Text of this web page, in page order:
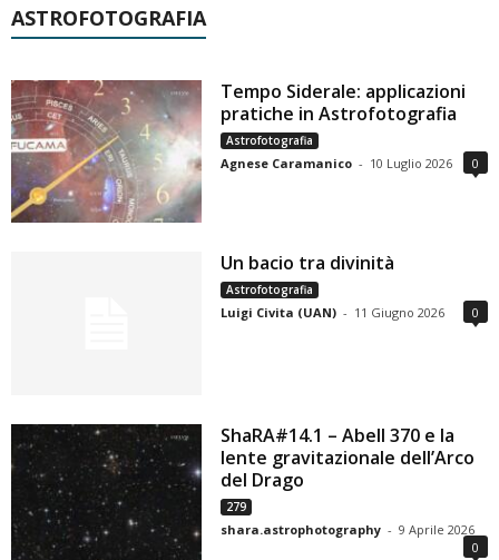
ASTROFOTOGRAFIA
Tempo Siderale: applicazioni
pratiche in Astrofotografia
Astrofotografia
Agnese Caramanico - 10 Luglio 2026 0
Un bacio tra divinità
Astrofotografia
Luigi Civita (UAN) - 11 Giugno 2026 0
ShaRA#14.1 – Abell 370 e la
lente gravitazionale dell’Arco
del Drago
279
shara.astrophotography - 9 Aprile 2026
0